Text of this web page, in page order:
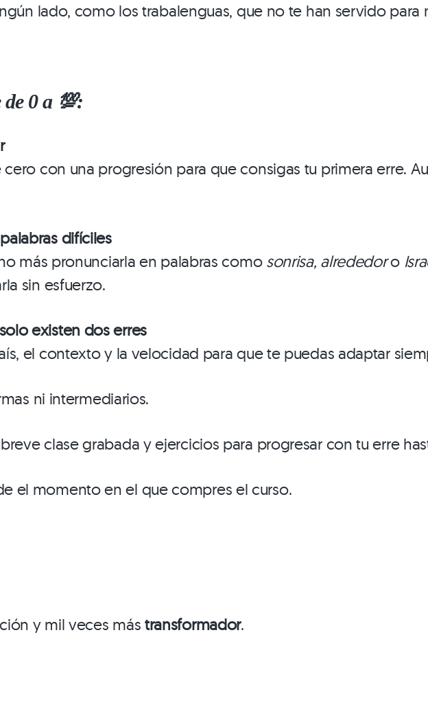
lado, como los trabalenguas, que no te han servido para
0 a 💯:
con una progresión para que consigas tu primera erre.
difíciles
más pronunciarla en palabras como sonrisa, alrededoro
sin esfuerzo.
existen dos erres
el contexto y la velocidad para que te puedas adaptar
ni intermediarios.
clase grabada y ejercicios para progresar con tu erre
el momento en el que compres el curso.
y mil veces más transformador.